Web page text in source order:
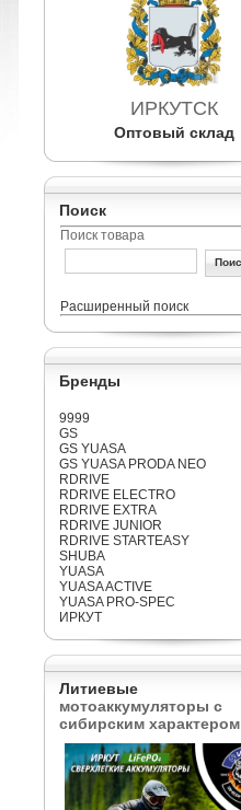
ИРКУТСК
Оптовый склад
Поиск
Поиск товара
Расширенный поиск
Бренды
9999
GS
GS YUASA
GS YUASA PRODA NEO
RDRIVE
RDRIVE ELECTRO
RDRIVE EXTRA
RDRIVE JUNIOR
RDRIVE STARTEASY
SHUBA
YUASA
YUASA ACTIVE
YUASA PRO-SPEC
ИРКУТ
Литиевые
мотоаккумуляторы с
сибирским характером